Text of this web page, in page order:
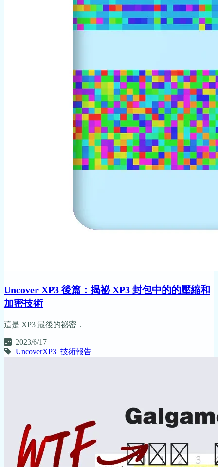
Uncover XP3 後篇：揭祕 XP3 封包中的的壓縮和
加密技術
這是 XP3 最後的祕密．
2023/6/17
UncoverXP3 技術報告